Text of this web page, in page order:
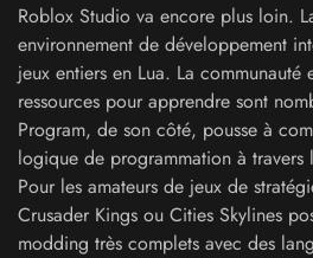
Roblox Studio va encore plus loin.
environnement de développement
jeux entiers en Lua. La communauté
ressources pour apprendre sont
Program, de son côté, pousse à
logique de programmation à
Pour les amateurs de jeux de
Crusader Kings ou Cities Skylines
modding très complets avec des